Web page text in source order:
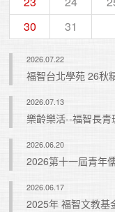
30
31
2026.07.22
福智台北學苑 26秋
2026.07.13
樂齡樂活--福智長青
2026.06.20
2026第十一屆青年
2026.06.17
2025年 福智文教基